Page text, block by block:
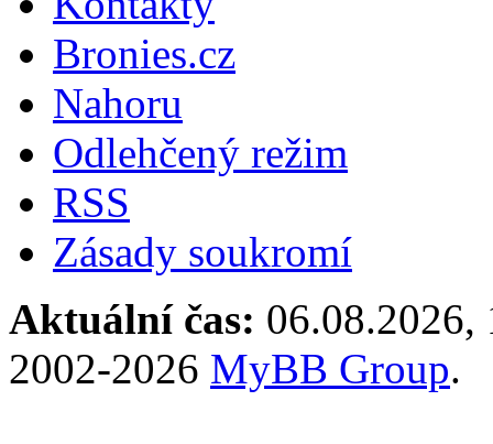
Bronies.cz
Nahoru
Odlehčený režim
RSS
Zásady soukromí
Aktuální čas: 06.08.2026,
2002-2026 MyBB Group.